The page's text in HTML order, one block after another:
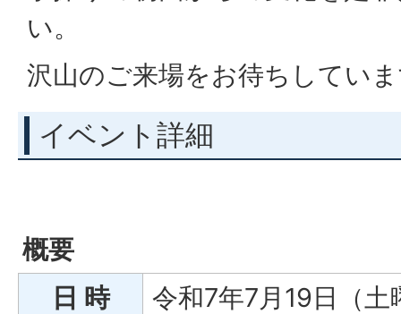
い。
沢山のご来場をお待ちしてい
イベント詳細
概要
日 時
令和7年7月19日（